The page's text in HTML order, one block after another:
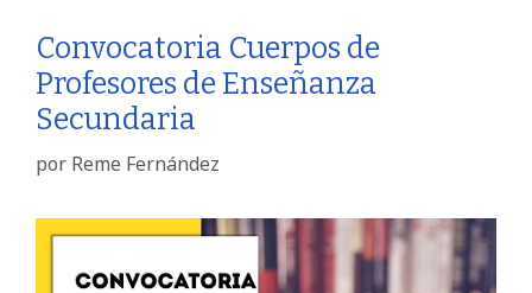
Convocatoria Cuerpos de
Profesores de Enseñanza
Secundaria
por Reme Fernández